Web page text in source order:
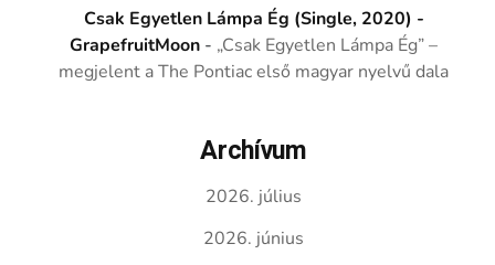
Csak Egyetlen Lámpa Ég (Single, 2020) -
GrapefruitMoon - „Csak Egyetlen Lámpa Ég” –
megjelent a The Pontiac első magyar nyelvű dala
Archívum
2026. július
2026. június